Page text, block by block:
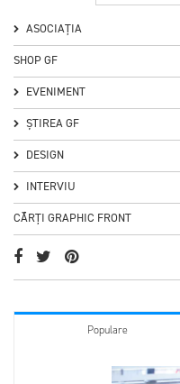
ASOCIAȚIA
SHOP GF
EVENIMENT
ȘTIREA GF
DESIGN
INTERVIU
CĂRȚI GRAPHIC FRONT
Populare